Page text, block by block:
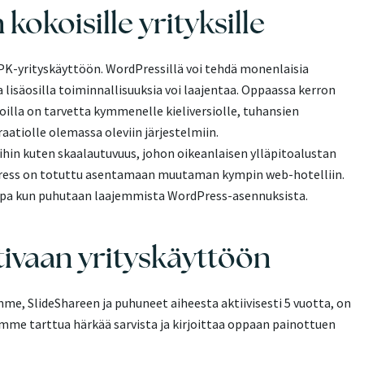
kokoisille yrityksille
yrityskäyttöön. WordPressillä voi tehdä monenlaisia
toiminnallisuuksia voi laajentaa. Oppaassa kerron
on tarvetta kymmenelle kieliversiolle, tuhansien
olemassa oleviin järjestelmiin.
kuten skaalautuvuus, johon oikeanlaisen ylläpitoalustan
on totuttu asentamaan muutaman kympin web-hotelliin.
kun puhutaan laajemmista WordPress-asennuksista.
yrityskäyttöön
SlideShareen ja puhuneet aiheesta aktiivisesti 5 vuotta, on
tarttua härkää sarvista ja kirjoittaa oppaan painottuen